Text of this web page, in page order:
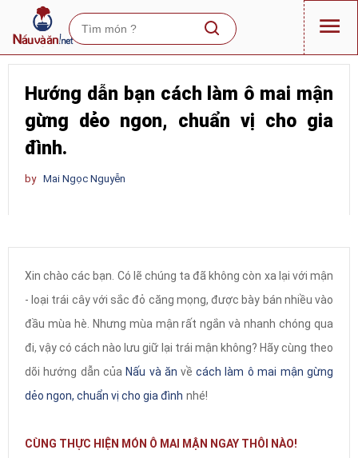
Hướng dẫn bạn cách làm ô mai mận
gừng dẻo ngon, chuẩn vị cho gia
đình.
by Mai Ngọc Nguyễn
Xin chào các bạn. Có lẽ chúng ta đã không còn xa lại với mận
- loại trái cây với sắc đỏ căng mọng, được bày bán nhiều vào
đầu mùa hè. Nhưng mùa mận rất ngắn và nhanh chóng qua
đi, vậy có cách nào lưu giữ lại trái mận không? Hãy cùng theo
dõi hướng dẫn của Nấu và ăn về cách làm ô mai mận gừng
dẻo ngon, chuẩn vị cho gia đình nhé!
CÙNG THỰC HIỆN MÓN Ô MAI MẬN NGAY THÔI NÀO!